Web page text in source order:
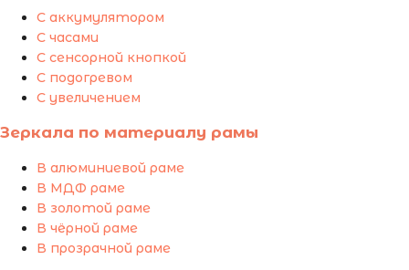
С аккумулятором
С часами
С сенсорной кнопкой
С подогревом
С увеличением
Зеркала по материалу рамы
В алюминиевой раме
В МДФ раме
В золотой раме
В чёрной раме
В прозрачной раме